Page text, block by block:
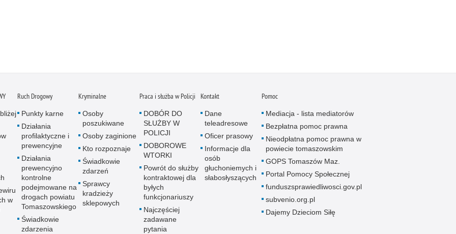
w
Ruch Drogowy
Punkty karne
Działania
profilaktyczne i
prewencyjne
Działania
prewencyjno
kontrolne
podejmowane na
drogach powiatu
Tomaszowskiego
Świadkowie
zdarzenia
Kryminalne
Osoby
poszukiwane
Osoby zaginione
Kto rozpoznaje
Świadkowie
zdarzeń
Sprawcy
kradzieży
sklepowych
Praca i służba w Policji
DOBÓR DO
SŁUŻBY W
POLICJI
DOBOROWE
WTORKI
Powrót do służby
kontraktowej dla
byłych
funkcjonariuszy
Najczęściej
zadawane
pytania
Kontakt
Dane
teleadresowe
Oficer prasowy
Informacje dla
osób
głuchoniemych i
słabosłyszących
Pomoc
Mediacja - lista mediatorów
Bezpłatna pomoc prawna
Nieodpłatna pomoc prawna w
powiecie tomaszowskim
GOPS Tomaszów Maz.
Portal Pomocy Społecznej
funduszsprawiedliwosci.gov.pl
subvenio.org.pl
Dajemy Dzieciom Siłę